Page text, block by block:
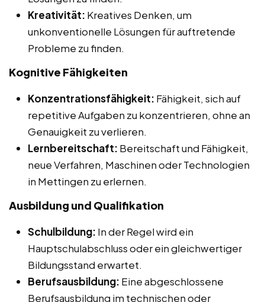
Kreativität: Kreatives Denken, um
unkonventionelle Lösungen für auftretende
Probleme zu finden.
Kognitive Fähigkeiten
Konzentrationsfähigkeit: Fähigkeit, sich auf
repetitive Aufgaben zu konzentrieren, ohne an
Genauigkeit zu verlieren.
Lernbereitschaft: Bereitschaft und Fähigkeit,
neue Verfahren, Maschinen oder Technologien
in Mettingen zu erlernen.
Ausbildung und Qualifikation
Schulbildung: In der Regel wird ein
Hauptschulabschluss oder ein gleichwertiger
Bildungsstand erwartet.
Berufsausbildung: Eine abgeschlossene
Berufsausbildung im technischen oder